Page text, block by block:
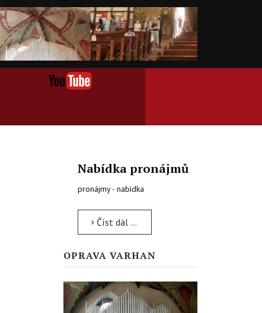
Nabídka pronájmů
pronájmy - nabídka
Číst dál …
OPRAVA VARHAN